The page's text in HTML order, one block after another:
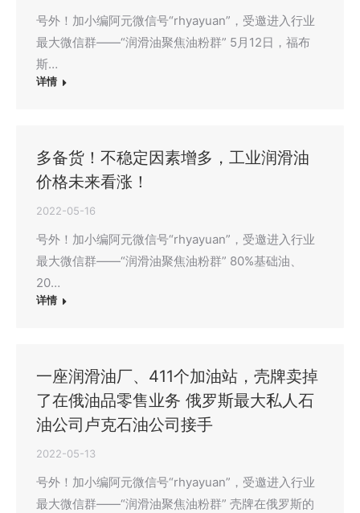
号外！加小编阿元微信号“rhyayuan”，受邀进入行业
最大微信群——“润滑油聚焦油粉群” 5月12日，福布
斯…
详情
多备货！不稳定因素增多，工业润滑油
价格未来看涨！
2022-05-16
号外！加小编阿元微信号“rhyayuan”，受邀进入行业
最大微信群——“润滑油聚焦油粉群” 80%基础油、
20…
详情
一座润滑油厂、411个加油站，壳牌卖掉
了在俄油品零售业务 俄罗斯最大私人石
油公司卢克石油公司接手
2022-05-13
号外！加小编阿元微信号“rhyayuan”，受邀进入行业
最大微信群——“润滑油聚焦油粉群” 壳牌在俄罗斯的